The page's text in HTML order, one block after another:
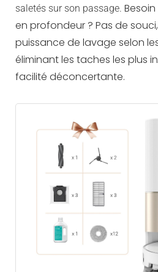
saletés sur son passage.
en profondeur ? Pas de
puissance de lavage selon
éliminant les taches les plus
facilité déconcertante.